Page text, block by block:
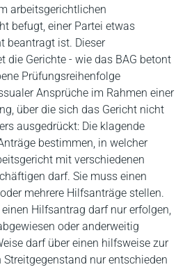
arbeitsgerichtlichen
befugt, einer Partei etwas
beantragt ist. Dieser
die Gerichte - wie das BAG betont
Prüfungsreihenfolge
Ansprüche im Rahmen einer
über die sich das Gericht nicht
ausgedrückt: Die klagende
bestimmen, in welcher
mit verschiedenen
darf. Sie muss einen
mehrere Hilfsanträge stellen.
Hilfsantrag darf nur erfolgen,
oder anderweitig
darf über einen hilfsweise zur
nur entschieden